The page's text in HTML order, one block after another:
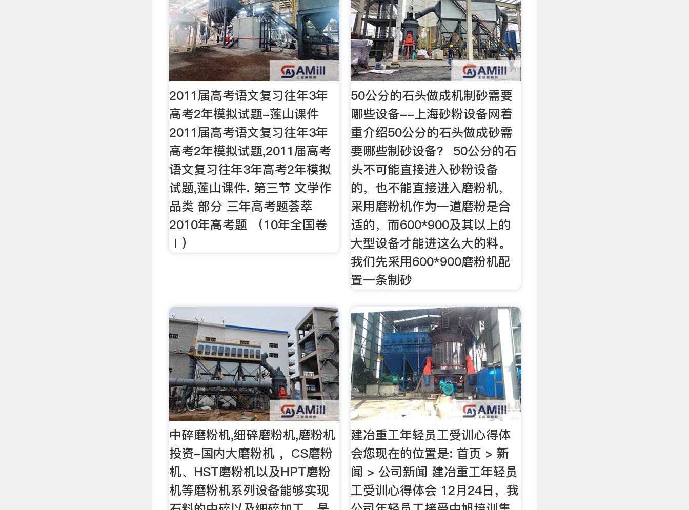
2011届高考语文复习往年3年
高考2年模拟试题-莲山课件
2011届高考语文复习往年3年
高考2年模拟试题,2011届高考
语文复习往年3年高考2年模拟
试题,莲山课件. 第三节 文学作
品类 部分 三年高考题荟萃
2010年高考题 （10年全国卷
Ⅰ）
50公分的石头做成机制砂需要
哪些设备--上海砂粉设备网着
重介绍50公分的石头做成砂需
要哪些制砂设备？ 50公分的石
头不可能直接进入砂粉设备
的，也不能直接进入磨粉机，
采用磨粉机作为一道磨粉是合
适的，而600*900及其以上的
大型设备才能进这么大的料。
我们先采用600*900磨粉机配
置一条制砂
中碎磨粉机,细碎磨粉机,磨粉机
投资-国内大磨粉机 ，CS磨粉
机、HST磨粉机以及HPT磨粉
机等磨粉机系列设备能够实现
建冶重工年轻员工受训心得体
会您现在的位置是: 首页 > 新
闻 > 公司新闻 建冶重工年轻员
工受训心得体会 12月24日，我